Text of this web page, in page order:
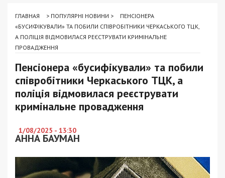
ГЛАВНАЯ > ПОПУЛЯРНІ НОВИНИ >
ПЕНСІОНЕРА
«БУСИФІКУВАЛИ» ТА ПОБИЛИ СПІВРОБІТНИКИ ЧЕРКАСЬКОГО ТЦК,
А ПОЛІЦІЯ ВІДМОВИЛАСЯ РЕЄСТРУВАТИ КРИМІНАЛЬНЕ
ПРОВАДЖЕННЯ
Пенсіонера «бусифікували» та побили
співробітники Черкаського ТЦК, а
поліція відмовилася реєструвати
кримінальне провадження
1/08/2025 - 13:30
АННА БАУМАН